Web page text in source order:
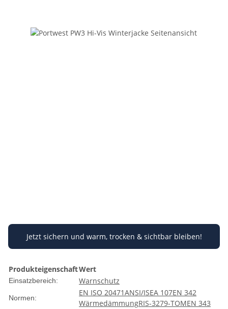
Jetzt sichern und warm, trocken & sichtbar bleiben!
ProdukteigenschaftWert
Einsatzbereich: Warnschutz
Normen:
EN ISO 20471ANSI/ISEA 107EN 342
WärmedämmungRIS-3279-TOMEN 343